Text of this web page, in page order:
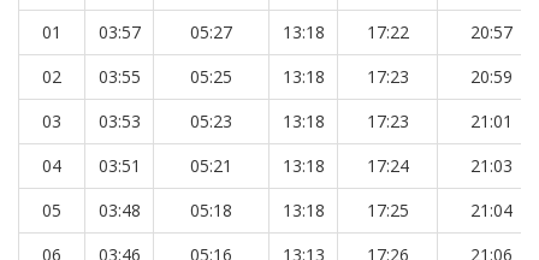
01
03:57 05:27 13:18 17:22
20:57
02
03:55 05:25 13:18 17:23
20:59
03
03:53 05:23 13:18 17:23
21:01
04
03:51 05:21 13:18 17:24
21:03
05
03:48 05:18 13:18 17:25
21:04
06
03:46 05:16 13:13 17:26
21:06